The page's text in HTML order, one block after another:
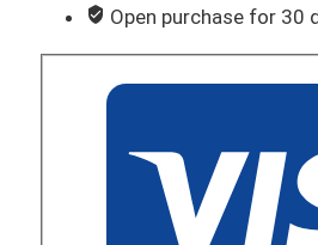
Open purchase for 30